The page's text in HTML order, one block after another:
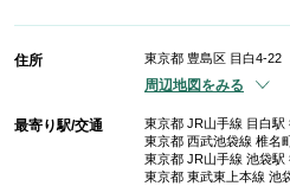
住所 東京都 豊島区 目白4-22
周辺地図をみる
最寄り駅/交通
東京都 JR山手線 目白駅
東京都 西武池袋線 椎名
東京都 JR山手線 池袋駅
東京都 東武東上本線 池